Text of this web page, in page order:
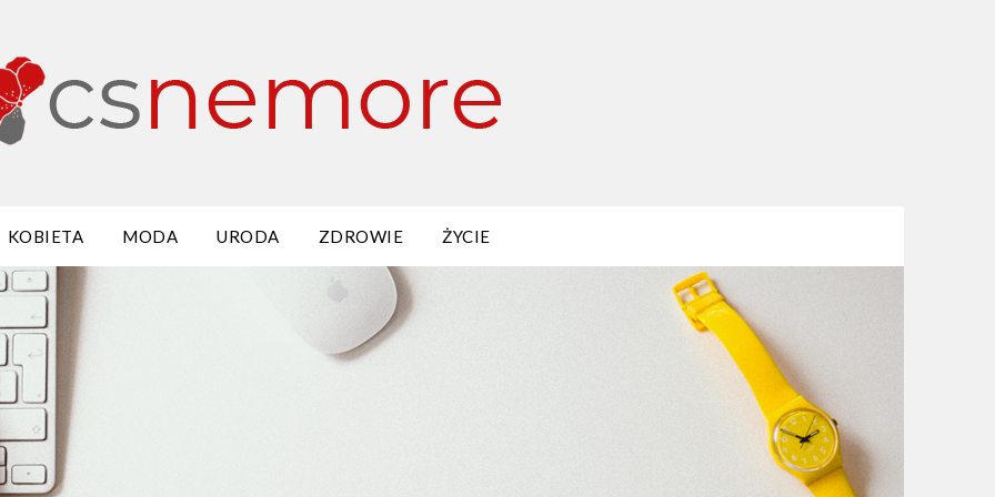
KOBIETA MODA URODA ZDROWIE ŻYCIE